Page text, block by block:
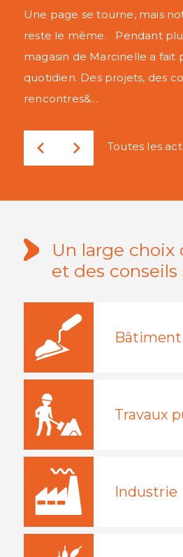
GRAND DÉSTOCKAGE chez
Ouverture exceptionnelle
du 21 au 23 mai à l’occasion
déstockage.Profitez de
Une page se tourne, mais
reste le même. Pendant
magasin de Marcinelle a fait
quotidien. Des projets, des
rencontres&...
Toutes les
Un large choix
et des
Bâtiment
Travaux
Industrie